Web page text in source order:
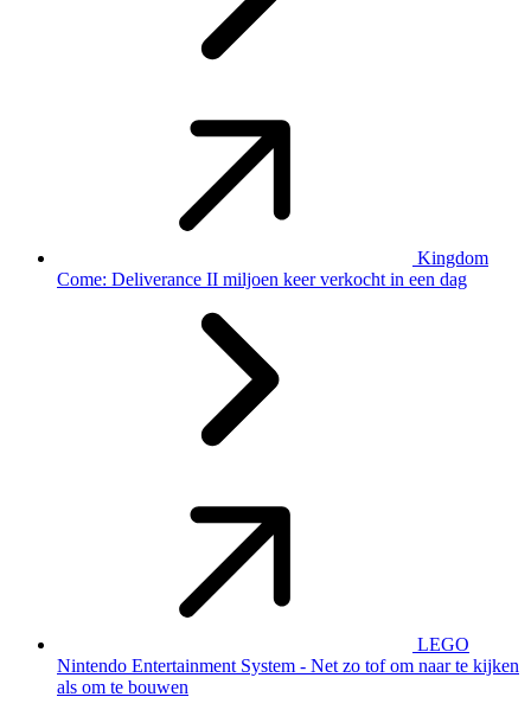
Kingdom
Come: Deliverance II miljoen keer verkocht in een dag
LEGO
Nintendo Entertainment System - Net zo tof om naar te kijken
als om te bouwen